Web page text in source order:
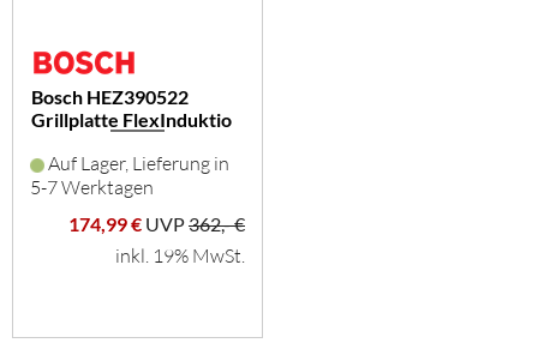
Bosch HEZ390522
Grillplatte FlexInduktio
Auf Lager, Lieferung in
5-7 Werktagen
174,99 € UVP362,- €
inkl. 19% MwSt.